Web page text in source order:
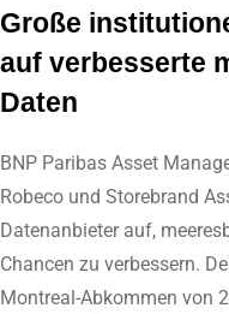
Große
auf verbesserte
Daten
BNP Paribas Asset
Robeco und Storebrand
Datenanbieter auf,
Chancen zu verbessern.
Montreal-Abkommen von